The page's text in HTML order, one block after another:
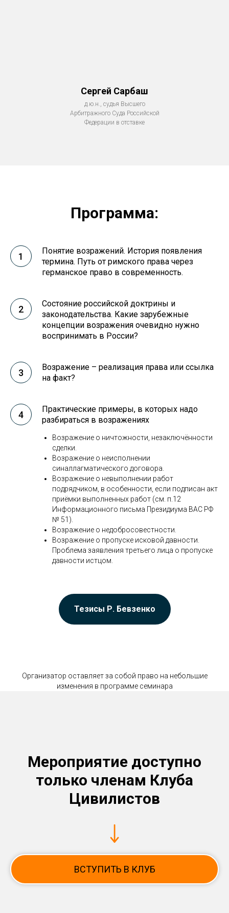
Сергей Сарбаш
д.ю.н., судья Высшего
Арбитражного Суда Российской
Федерации в отставке
Программа:
Понятие возражений. История появления
термина. Путь от римского права через
германское право в современность.
Состояние российской доктрины и
законодательства. Какие зарубежные
концепции возражения очевидно нужно
воспринимать в России?
Возражение – реализация права или ссылка
на факт?
Практические примеры, в которых надо
разбираться в возражениях
Возражение о ничтожности, незаключённости
сделки.
Возражение о неисполнении
синаллагматического договора.
Возражение о невыполнении работ
подрядчиком, в особенности, если подписан акт
приёмки выполненных работ (см. п.12
Информационного письма Президиума ВАС РФ
№ 51).
Возражение о недобросовестности.
Возражение о пропуске исковой давности.
Проблема заявления третьего лица о пропуске
давности истцом.
Тезисы Р. Бевзенко
Организатор оставляет за собой право на небольшие
изменения в программе семинара
Мероприятие доступно
только членам Клуба
Цивилистов
ВСТУПИТЬ В КЛУБ